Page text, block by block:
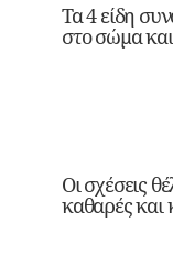
Τα 4 είδη
στο σώμα
Οι σχέσεις
καθαρές και